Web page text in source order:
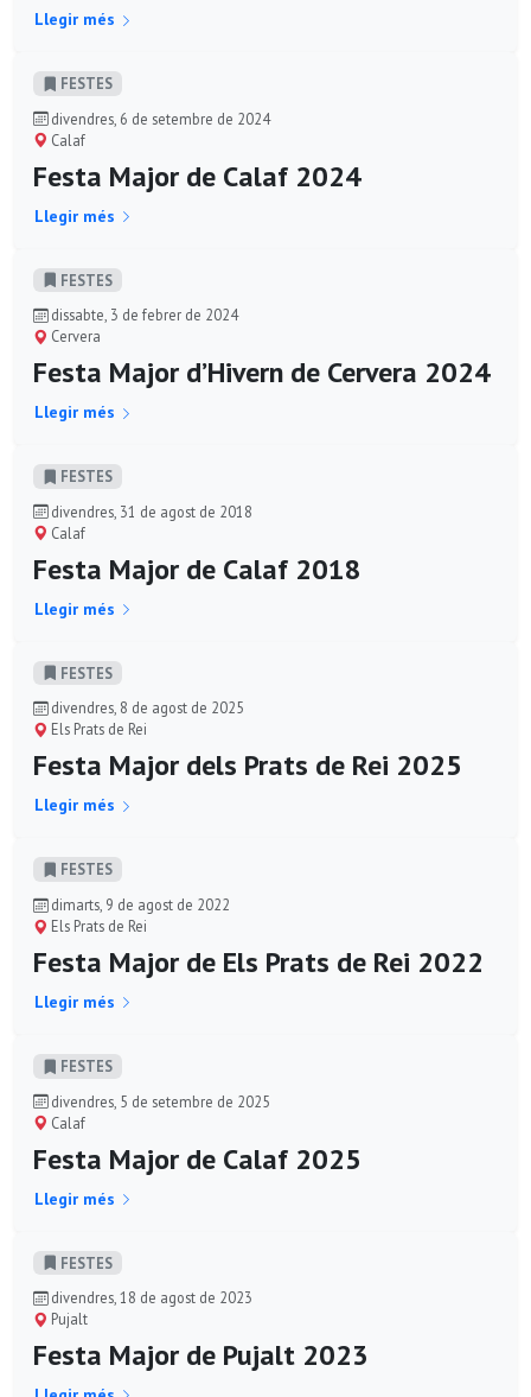
Llegir més
FESTES
divendres, 6 de setembre de 2024
Calaf
Festa Major de Calaf 2024
Llegir més
FESTES
dissabte, 3 de febrer de 2024
Cervera
Festa Major d’Hivern de Cervera 2024
Llegir més
FESTES
divendres, 31 de agost de 2018
Calaf
Festa Major de Calaf 2018
Llegir més
FESTES
divendres, 8 de agost de 2025
Els Prats de Rei
Festa Major dels Prats de Rei 2025
Llegir més
FESTES
dimarts, 9 de agost de 2022
Els Prats de Rei
Festa Major de Els Prats de Rei 2022
Llegir més
FESTES
divendres, 5 de setembre de 2025
Calaf
Festa Major de Calaf 2025
Llegir més
FESTES
divendres, 18 de agost de 2023
Pujalt
Festa Major de Pujalt 2023